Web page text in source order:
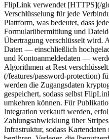
FlipLink verwendet [HTTPS](/
Verschlüsselung für jede
Plattform, was bedeutet, dass
Formularübermittlung und
Übertragung verschlüsselt wird.
Daten — einschließlich
und Kontoanmeldedaten —
Algorithmen at Rest
(/features/password-protection)
werden die Zugangsdaten
gespeichert, sodass selbst
umkehren können. Für
Integration verkauft werden,
Zahlungsabwicklung über
Infrastruktur, sodass